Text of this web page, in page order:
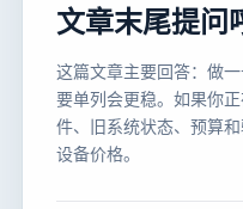
文章末尾提问
这篇文章主要回答：做
要单列会更稳。如果你
件、旧系统状态、预算
设备价格。